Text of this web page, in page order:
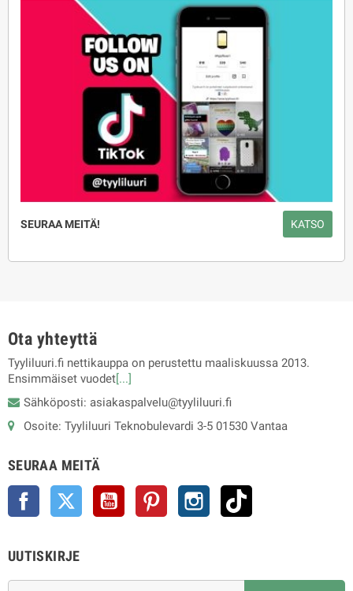
SEURAA MEITÄ! KATSO
Ota yhteyttä
Tyyliluuri.fi nettikauppa on perustettu maaliskuussa 2013.
Ensimmäiset vuodet [...]
Sähköposti: asiakaspalvelu@tyyliluuri.fi
Osoite: Tyyliluuri Teknobulevardi 3-5 01530 Vantaa
SEURAA MEITÄ
Facebook Twitter YouTube Pinterest Instagram
UUTISKIRJE